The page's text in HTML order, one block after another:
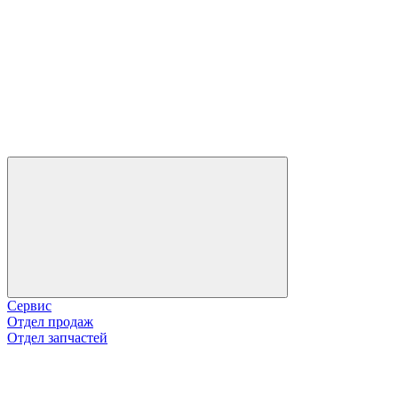
Сервис
Отдел продаж
Отдел запчастей